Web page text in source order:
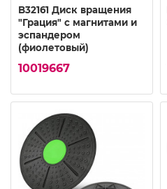
B32161 Диск вращения
"Грация" с магнитами и
эспандером
(фиолетовый)
10019667